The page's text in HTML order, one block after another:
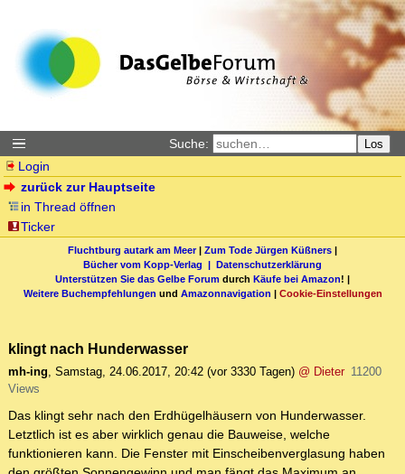
Suche: Los
Login
zurück zur Hauptseite
in Thread öffnen
Ticker
Fluchtburg autark am Meer| Zum Tode Jürgen Küßners |
Bücher vom Kopp-Verlag | Datenschutzerklärung
Unterstützen Sie das Gelbe Forum durch Käufe bei Amazon! |
Weitere Buchempfehlungen und Amazonnavigation | Cookie-Einstellungen
klingt nach Hunderwasser
mh-ing, Samstag, 24.06.2017, 20:42 (vor 3330 Tagen) @ Dieter 11200
Views
Das klingt sehr nach den Erdhügelhäusern von Hunderwasser.
Letztlich ist es aber wirklich genau die Bauweise, welche
funktionieren kann. Die Fenster mit Einscheibenverglasung haben